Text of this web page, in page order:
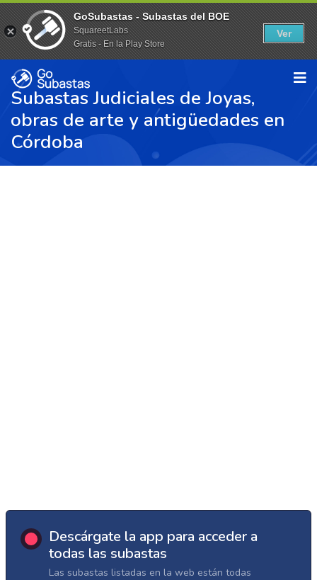
Subastas Judiciales de Joyas,
obras de arte y antigüedades en
Córdoba
Descárgate la app para acceder a
todas las subastas
Las subastas listadas en la web están todas
GoSubastas - Subastas del BOE
SquareetLabs
Gratis - En la Play Store
Ver